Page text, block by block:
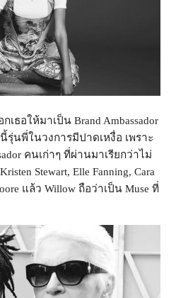
เธอให้มาเป็น Brand Ambassador
รุ่นพี่ในวงการมีปาดเหงื่อ เพราะ
คนเก่าๆ ที่ผ่านมาเรียกว่าไม่
Stewart, Elle Fanning, Cara
แล้ว Willow ถือว่าเป็น Muse ที่